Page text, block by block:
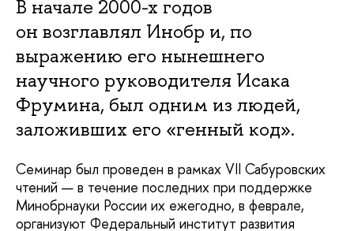
В начале 2000-х годов
он возглавлял Инобр и, по
выражению его нынешнего
научного руководителя Исака
Фрумина, был одним из людей,
заложивших его «генный код».
Семинар был проведен в рамках VII Сабуровских
чтений — в течение последних при поддержке
Минобрнауки России их ежегодно, в феврале,
организуют Федеральный институт развития